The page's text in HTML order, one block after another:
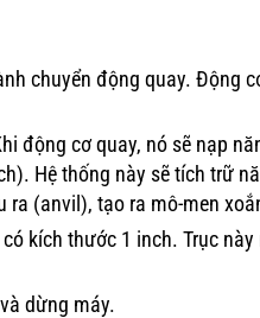
chuyển động quay. Động
động cơ quay, nó sẽ nạp
Hệ thống này sẽ tích trữ
(anvil), tạo ra mô-men
kích thước 1 inch. Trục này
dừng máy.